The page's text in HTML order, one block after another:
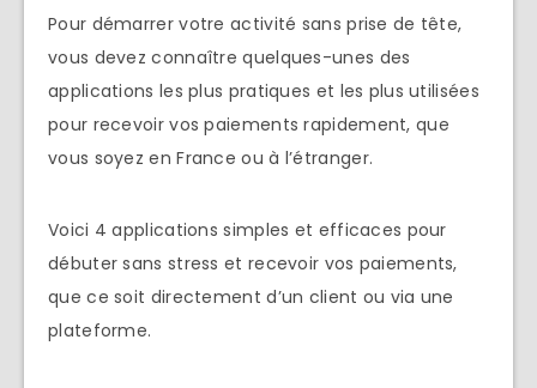
Pour démarrer votre activité sans prise de tête,
vous devez connaître quelques-unes des
applications les plus pratiques et les plus utilisées
pour recevoir vos paiements rapidement, que
vous soyez en France ou à l’étranger.
Voici 4 applications simples et efficaces pour
débuter sans stress et recevoir vos paiements,
que ce soit directement d’un client ou via une
plateforme.